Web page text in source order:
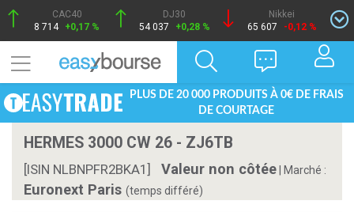
CAC40
8 714 +0,17 %
DJ30
54 037
+0,28 %
Nikkei
65 607
-0,12 %
PLUS DE 20 000 PRODUITS À 0€ DE FRAIS
DE COURTAGE
HERMES 3000 CW 26 - ZJ6TB
[ISIN NLBNPFR2BKA1] Valeur non côtée Marché :
Euronext Paris (temps différé)